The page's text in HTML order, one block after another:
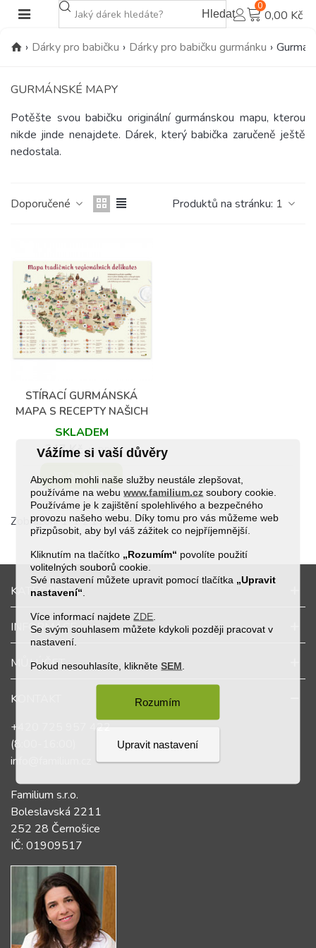
Vážíme si vaší důvěry
Abychom mohli naše služby neustále zlepšovat,
používáme na webuwww.familium.cz soubory cookie.
Používáme je k zajištění spolehlivého a bezpečného
provozu našeho webu. Díky tomu pro vás můžeme web
přizpůsobit, aby byl váš zážitek co nejpříjemnější.
Kliknutím na tlačítko „Rozumím“ povolíte použití
volitelných souborů cookie.
Své nastavení můžete upravit pomocí tlačítka
„Upravit
nastavení“
Více informací najdete ZDE
Se svým souhlasem můžete kdykoli později pracovat v
nastavení.
Pokud nesouhlasíte, klikněteSEM
Rozumím
Upravit nastavení
Hledat
0
0,00 Kč
› Dárky pro babičku › Dárky pro babičku gurmánku ›
GURMÁNSKÉ MAPY
Potěšte svou babičku originální gurmánskou mapu, kterou
nikde jinde nenajdete. Dárek, který babička zaručeně ještě
nedostala.
Doporučené Produktů na stránku: 1
STÍRACÍ GURMÁNSKÁ
MAPA S RECEPTY NAŠICH
BABIČEK
SKLADEM
347 Kč (s DPH)
Do košíku
Zobrazení 1-1 z 1 položek
KATEGORIE
INFORMACE
MŮJ ÚČET
KONTAKT
+420 725 957 422
(8:00-16:00)
info@familium.cz
Familium s.r.o.
Boleslavská 2211
252 28 Černošice
IČ: 01909517